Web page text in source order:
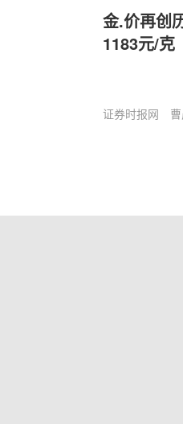
金.价再创
1183元/克
证券时报网